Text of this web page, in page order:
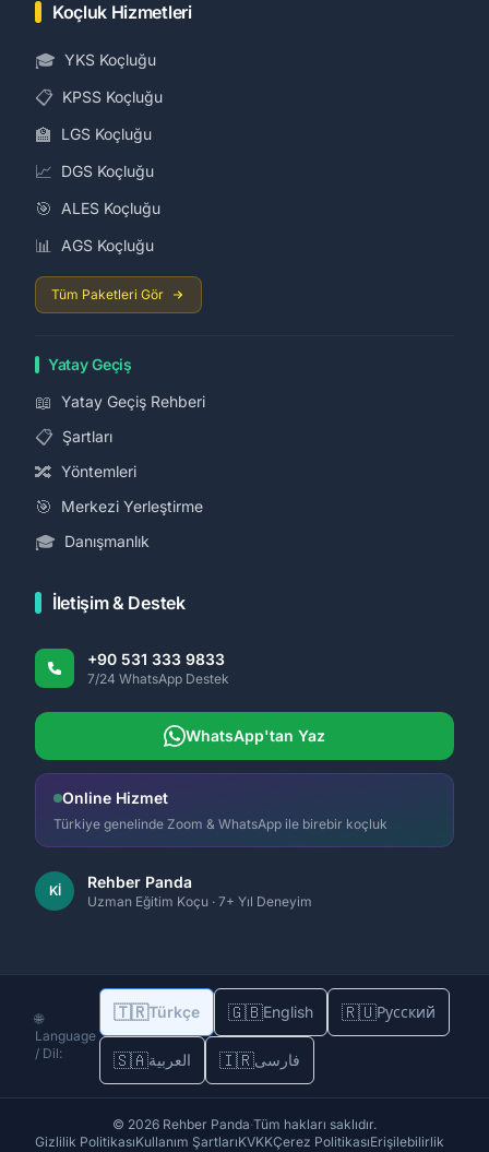
Koçluk Hizmetleri
🎓 YKS Koçluğu
📋 KPSS Koçluğu
🏫 LGS Koçluğu
📈 DGS Koçluğu
🎯 ALES Koçluğu
📊 AGS Koçluğu
Tüm Paketleri Gör
Yatay Geçiş
📖 Yatay Geçiş Rehberi
📋 Şartları
🔀 Yöntemleri
🎯 Merkezi Yerleştirme
🎓 Danışmanlık
İletişim & Destek
+90 531 333 9833
7/24 WhatsApp Destek
WhatsApp'tan Yaz
Online Hizmet
Türkiye genelinde Zoom & WhatsApp ile birebir koçluk
Kİ Rehber Panda
Uzman Eğitim Koçu · 7+ Yıl Deneyim
🌐
Language
/ Dil:
🇹🇷Türkçe 🇬🇧English 🇷🇺Русский
🇸🇦العربية 🇮🇷فارسی
© 2026 Rehber Panda·Tüm hakları saklıdır.
Gizlilik PolitikasıKullanım ŞartlarıKVKKÇerez PolitikasıErişilebilirlik